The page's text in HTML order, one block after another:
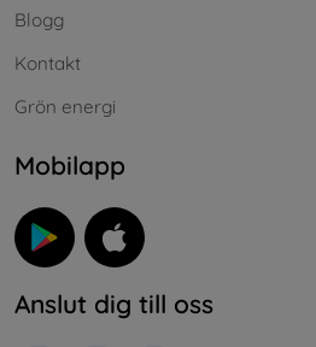
Blogg
Kontakt
Grön energi
Mobilapp
Anslut dig till oss